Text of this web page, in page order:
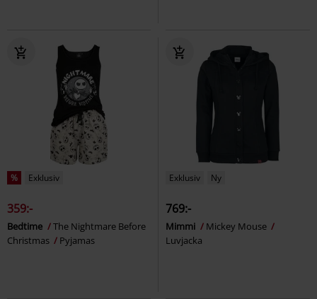
% Exklusiv
359:-
Bedtime
The Nightmare Before
Christmas
Pyjamas
Exklusiv Ny
769:-
Mimmi
Mickey Mouse
Luvjacka